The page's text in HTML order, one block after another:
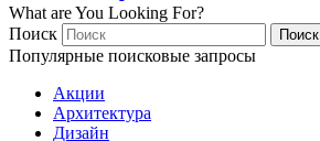
What are You Looking For?
Поиск
Поиск
Популярные поисковые запросы
Акции
Архитектура
Дизайн